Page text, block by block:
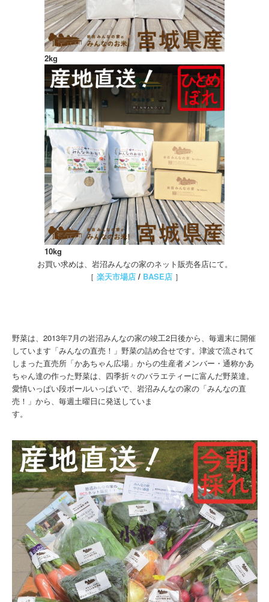
2kg
10kg
お買い求めは、岩沼みんなの家のネット販売各店にて。
［ 楽天市場店 / BASE店 ］
野菜は、2013年7月の岩沼みんなの家の竣工2日後から、毎週末に開催
しています「みんなの直売！」野菜の詰め合せです。津波で流されて
しまった直売所「かあちゃん広場」からの生産者メンバー・通称かあ
ちゃん達の作った野菜は、四季折々のバラエティーに富んだ野菜達。
愛情いっぱい段ボールいっぱいで、岩沼みんなの家の「みんなの直
売！」から、毎週土曜日に発送していま
す。